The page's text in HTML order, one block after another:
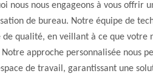
nous nous engageons à vous offrir
de bureau. Notre équipe de
de qualité, en veillant à ce que
approche personnalisée nous
de travail, garantissant une